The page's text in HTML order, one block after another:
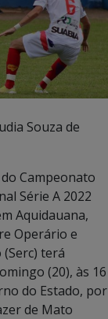
Souza de
Campeonato
Série A 2022
Aquidauana,
Operário e
(Serc) terá
(20), às 16
do Estado, por
de Mato